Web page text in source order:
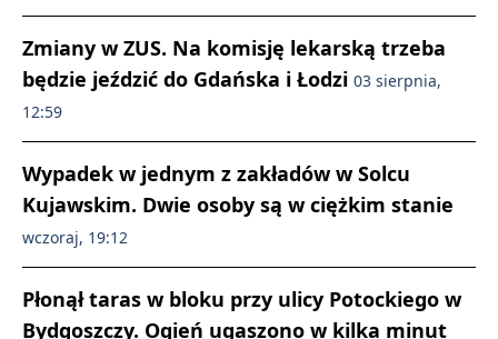
Zmiany w ZUS. Na komisję lekarską trzeba
będzie jeździć do Gdańska i Łodzi 03 sierpnia,
12:59
Wypadek w jednym z zakładów w Solcu
Kujawskim. Dwie osoby są w ciężkim stanie
wczoraj, 19:12
Płonął taras w bloku przy ulicy Potockiego w
Bydgoszczy. Ogień ugaszono w kilka minut